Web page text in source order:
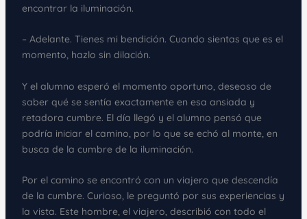
encontrar la iluminación.
– Adelante. Tienes mi bendición. Cuando sientas que es el
momento, hazlo sin dilación.
Y el alumno esperó el momento oportuno, deseoso de
saber qué se sentía exactamente en esa ansiada y
retadora cumbre. El día llegó y el alumno pensó que
podría iniciar el camino, por lo que se echó al monte, en
busca de la cumbre de la iluminación.
Por el camino se encontró con un viajero que descendía
de la cumbre. Curioso, le preguntó por sus experiencias y
la vista. Este hombre, el viajero, describió con todo el